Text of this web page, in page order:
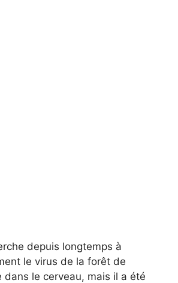
depuis longtemps à
le virus de la forêt de
dans le cerveau, mais il a été